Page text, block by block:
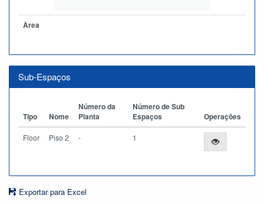
Àrea
Sub-Espaços
Tipo Nome
Número da
Planta
Número de Sub
Espaços
Operações
Floor Piso 2 - 1
Exportar para Excel